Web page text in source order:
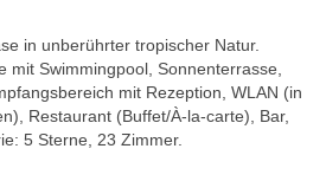
in unberührter tropischer Natur.
mit Swimmingpool, Sonnenterrasse,
mit Rezeption, WLAN (in
Restaurant (Buffet/À-la-carte), Bar,
5 Sterne, 23 Zimmer.